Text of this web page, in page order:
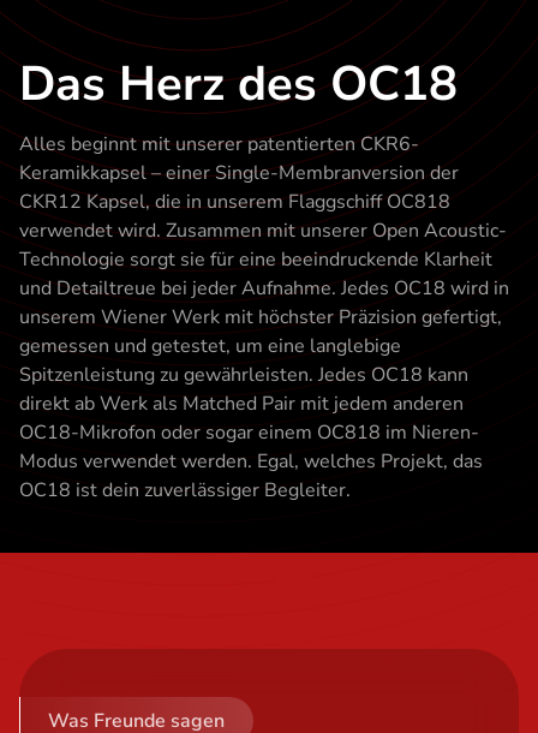
Das Herz des OC18
Alles beginnt mit unserer patentierten CKR6-
Keramikkapsel – einer Single-Membranversion der
CKR12 Kapsel, die in unserem Flaggschiff OC818
verwendet wird. Zusammen mit unserer Open Acoustic-
Technologie sorgt sie für eine beeindruckende Klarheit
und Detailtreue bei jeder Aufnahme. Jedes OC18 wird in
unserem Wiener Werk mit höchster Präzision gefertigt,
gemessen und getestet, um eine langlebige
Spitzenleistung zu gewährleisten. Jedes OC18 kann
direkt ab Werk als Matched Pair mit jedem anderen
OC18-Mikrofon oder sogar einem OC818 im Nieren-
Modus verwendet werden. Egal, welches Projekt, das
OC18 ist dein zuverlässiger Begleiter.
Was Freunde sagen